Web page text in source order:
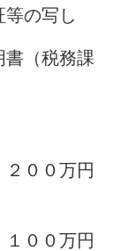
写し
税務課
００万円
０万円